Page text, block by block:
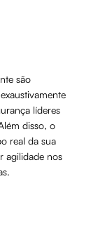
são
líderes
disso, o
real da sua
agilidade nos